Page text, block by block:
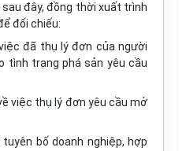
đây, đồng thời xuất trình
đối chiếu:
đã thụ lý đơn của người
tình trạng phá sản yêu cầu
việc thụ lý đơn yêu cầu mở
bố doanh nghiệp, hợp